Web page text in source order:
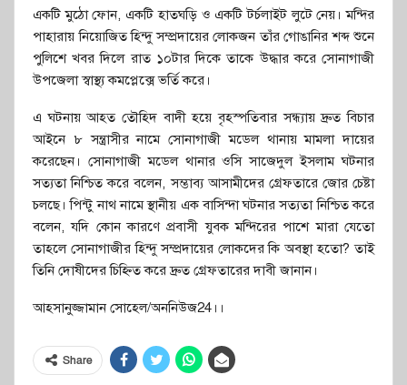
একটি মুঠো ফোন, একটি হাতঘড়ি ও একটি টর্চলাইট লুটে নেয়। মন্দির
পাহারায় নিয়োজিত হিন্দু সম্প্রদায়ের লোকজন তাঁর গোঙানির শব্দ শুনে
পুলিশে খবর দিলে রাত ১০টার দিকে তাকে উদ্ধার করে সোনাগাজী
উপজেলা স্বাস্থ্য কমপ্লেক্সে ভর্তি করে।
এ ঘটনায় আহত তৌহিদ বাদী হয়ে বৃহস্পতিবার সন্ধ্যায় দ্রুত বিচার
আইনে ৮ সন্ত্রাসীর নামে সোনাগাজী মডেল থানায় মামলা দায়ের
করেছেন। সোনাগাজী মডেল থানার ওসি সাজেদুল ইসলাম ঘটনার
সত্যতা নিশ্চিত করে বলেন, সম্ভাব্য আসামীদের গ্রেফতারে জোর চেষ্টা
চলছে। পিন্টু নাথ নামে স্থানীয় এক বাসিন্দা ঘটনার সত্যতা নিশ্চিত করে
বলেন, যদি কোন কারণে প্রবাসী যুবক মন্দিরের পাশে মারা যেতো
তাহলে সোনাগাজীর হিন্দু সম্প্রদায়ের লোকদের কি অবস্থা হতো? তাই
তিনি দোষীদের চিহ্নিত করে দ্রুত গ্রেফতারের দাবী জানান।
আহসানুজ্জামান সোহেল/অননিউজ24।।
Share